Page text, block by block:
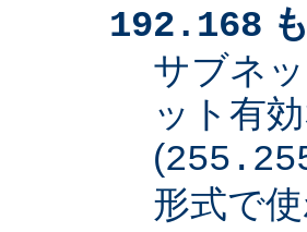
192.168
サブネ
ット有
(
形式で